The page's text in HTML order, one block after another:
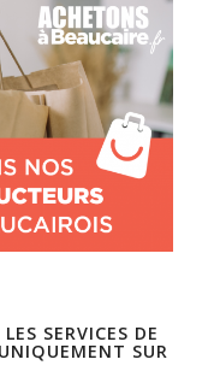
SERVICES DE
SUR